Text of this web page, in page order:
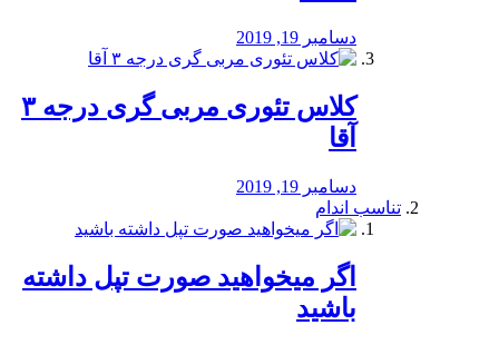
دسامبر 19, 2019
کلاس تئوری مربی گری درجه ۳
آقا
دسامبر 19, 2019
تناسب اندام
اگر میخواهید صورت تپل داشته
باشید